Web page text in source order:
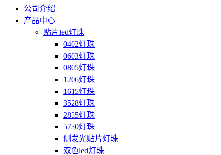
公司介绍
产品中心
贴片led灯珠
0402灯珠
0603灯珠
0805灯珠
1206灯珠
1615灯珠
3528灯珠
2835灯珠
5730灯珠
侧发光贴片灯珠
双色led灯珠